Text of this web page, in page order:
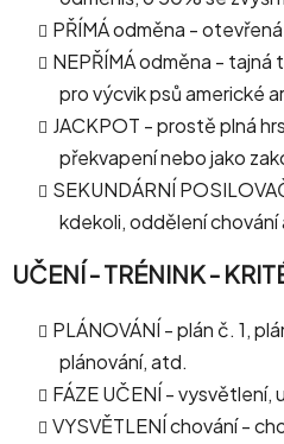
PŘÍMÁ odměna -
NEPŘÍMÁ odměna - tajná
pro výcvik psů americké
JACKPOT - prostě plná
překvapení nebo jako
SEKUNDÁRNÍ
kdekoli, oddělení chování
UČENÍ - TRÉNINK -
PLÁNOVÁNÍ - plán č. 1,
plánování, atd.
FÁZE UČENÍ - vysvětlení,
VYSVĚTLENÍ chování -